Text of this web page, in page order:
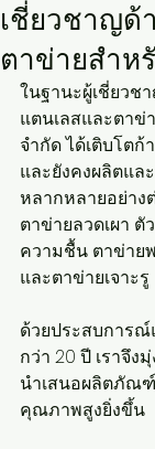
เชี่ยวชาญด้
ตาข่ายสำห
ในฐานะผู้เชี่ยว
แตนเลสและตาข่
จำกัด ได้เติบโต
และยังคงผลิตแ
หลากหลายอย่าง
ตาข่ายลวดเผา ตั
ความชื้น ตาข่าย
และตาข่ายเจาะรู
ด้วยประสบการ
กว่า 20 ปี เราจึง
นำเสนอผลิตภัณ
คุณภาพสูงยิ่งขึ้น